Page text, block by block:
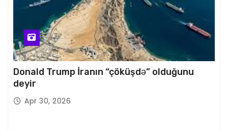
Donald Trump İranın “çöküşdə” olduğunu
deyir
Apr 30, 2026